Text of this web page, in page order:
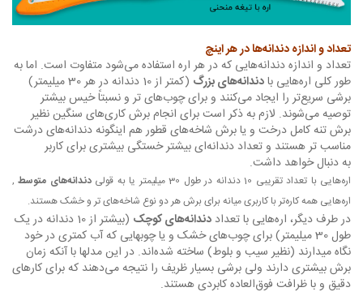
تعداد و اندازه دندانه‌ها در هر اینچ
تعداد و اندازه دندانه‌هایی که در هر اره استفاده می‌شود متفاوت است. اما به
طور کلی اره‌هایی بادندانه‌های بزرگ
(کمتر از 10 دندانه در هر 30 میلیمتر)
برشی سریع‌تر را ایجاد می‌کنند و برای چوب‌های تر و نسبتاً خیس بیشتر
توصیه می‌شوند. لازم به ذکر است برای انجام برش کاری‌های سنگین نظیر
برش تنه کامل درخت و یا برش شاخه‌های قطور هم اینگونه دندانه‌های درشت
مناسب تر هستند و تعداد دندانه‌ای بیشتر خستگی بیشتری برای کاربر
به دنبال خواهد داشت.
اره‌هایی با تعداد تقریبی 10 دندانه در طول 30 میلیمتر یا به قولی دندانه‌های متوسط,
اره‌هایی همه کاره‌تر با کاربری میانه برای برش هر دو نوع شاخه‌های تر و خشک هستند.
در طرف دیگر، اره‌هایی با تعداد دندانه‌های کوچک
(بیشتر از 10 دندانه در یک
طول 30 میلیمتر) برای چوب‌های خشک و یا چوبهایی که آب کمتری در خود
نگاه میدارند (نظیر سیب و بلوط) ساخته شده‌اند. در این مدلها با آنکه زمان
برش بیشتری دارند ولی برشی بسیار ظریف را نتیجه می‌دهند که برای کارهای
دقیق و با ظرافت فوق‌العاده کابردی هستند.